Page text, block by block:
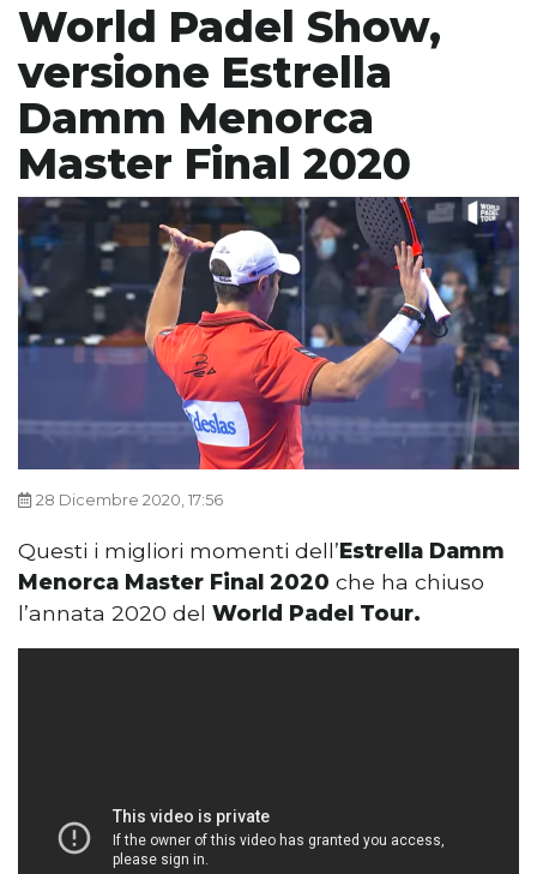
World Padel Show,
versione Estrella
Damm Menorca
Master Final 2020
28 Dicembre 2020, 17:56
Questi i migliori momenti dell’Estrella Damm
Menorca Master Final 2020 che ha chiuso
l’annata 2020 del World Padel Tour.